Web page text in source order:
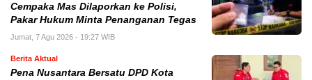
Cempaka Mas Dilaporkan ke Polisi,
Pakar Hukum Minta Penanganan Tegas
Jumat, 7 Agu 2026 - 19:27 WIB
Berita Aktual
Pena Nusantara Bersatu DPD Kota